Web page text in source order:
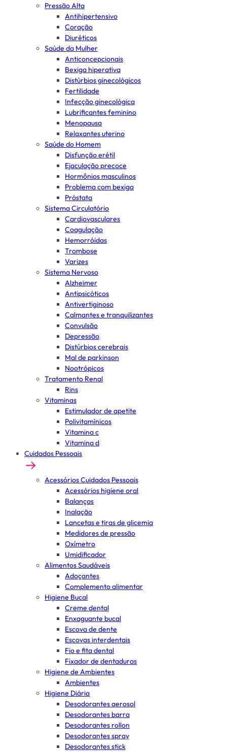
Pressão Alta
Antihipertensivo
Coração
Diuréticos
Saúde da Mulher
Anticoncepcionais
Bexiga hiperativa
Distúrbios ginecológicos
Fertilidade
Infecção ginecológica
Lubrificantes feminino
Menopausa
Relaxantes uterino
Saúde do Homem
Disfunção erétil
Ejaculação precoce
Hormônios masculinos
Problema com bexiga
Próstata
Sistema Circulatório
Cardiovasculares
Coagulação
Hemorróidas
Trombose
Varizes
Sistema Nervoso
Alzheimer
Antipsicóticos
Antivertiginoso
Calmantes e tranquilizantes
Convulsão
Depressão
Distúrbios cerebrais
Mal de parkinson
Nootrópicos
Tratamento Renal
Rins
Vitaminas
Estimulador de apetite
Polivitamínicos
Vitamina c
Vitamina d
Cuidados Pessoais
Acessórios Cuidados Pessoais
Acessórios higiene oral
Balanças
Inalação
Lancetas e tiras de glicemia
Medidores de pressão
Oxímetro
Umidificador
Alimentos Saudáveis
Adoçantes
Complemento alimentar
Higiene Bucal
Creme dental
Enxaguante bucal
Escova de dente
Escovas interdentais
Fio e fita dental
Fixador de dentaduras
Higiene de Ambientes
Ambientes
Higiene Diária
Desodorantes aerosol
Desodorantes barra
Desodorantes rollon
Desodorantes spray
Desodorantes stick